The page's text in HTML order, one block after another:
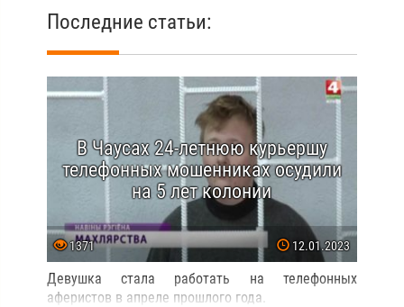
Последние статьи:
В Чаусах 24-летнюю курьершу
телефонных мошенниках осудили
на 5 лет колонии
1371 12.01.2023
Девушка стала работать на телефонных
аферистов в апреле прошлого года.